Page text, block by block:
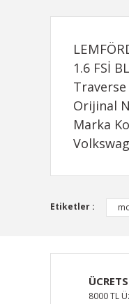
1.6 FSİ
Traverse
Orijinal
Marka
Bu ürünün
Görüş ve
Ürün
Ürün
Ürün
Etiketler :
8000 TL